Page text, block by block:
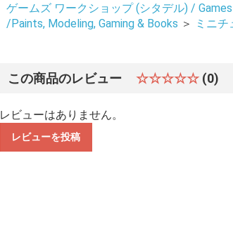
ゲームズ ワークショップ (シタデル) /
/Paints, Modeling, Gaming & Books ＞ ミニ
この商品のレビュー ☆☆☆☆☆ (0)
レビューはありません。
レビューを投稿